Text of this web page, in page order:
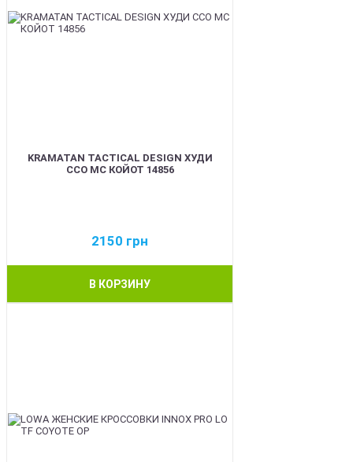
KRAMATAN TACTICAL DESIGN ХУДИ
ССО МС КОЙОТ 14856
2150 грн
В КОРЗИНУ